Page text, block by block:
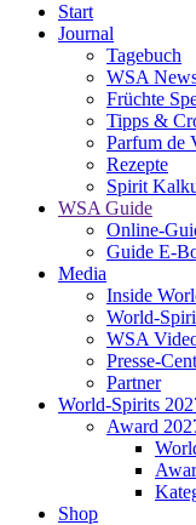
Start
Journal
Tagebuch
WSA
Früchte
Tipps &
Parfum de
Rezepte
Spirit
WSA Guide
Online-
Guide E-
Media
Inside
World-
WSA
Presse-
Partner
World-Spirits
Award
Shop